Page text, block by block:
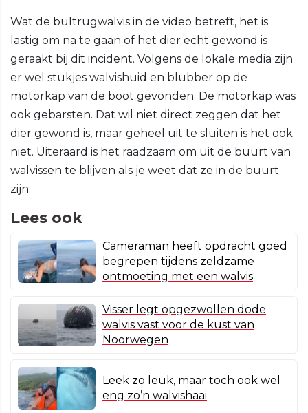
Wat de bultrugwalvis in de video betreft, het is
lastig om na te gaan of het dier echt gewond is
geraakt bij dit incident. Volgens de lokale media zijn
er wel stukjes walvishuid en blubber op de
motorkap van de boot gevonden. De motorkap was
ook gebarsten. Dat wil niet direct zeggen dat het
dier gewond is, maar geheel uit te sluiten is het ook
niet. Uiteraard is het raadzaam om uit de buurt van
walvissen te blijven als je weet dat ze in de buurt
zijn.
Lees ook
Cameraman heeft opdracht goed
begrepen tijdens zeldzame
ontmoeting met een walvis
Visser legt opgezwollen dode
walvis vast voor de kust van
Noorwegen
Leek zo leuk, maar toch ook wel
eng zo’n walvishaai